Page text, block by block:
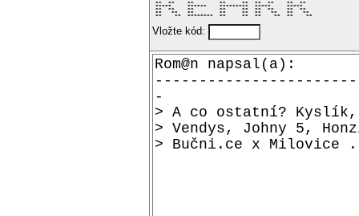
**  **    **        **     **  **  **    **  **
*****     ******    *********  *****     *****
**  **    **        **     **  **  **    **  **
**   **   **        **     **  **   **   **   **
**    **  ********  **     **  **    **  **    **
Vložte kód: